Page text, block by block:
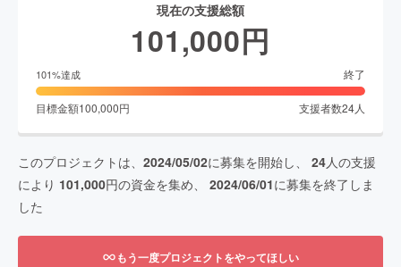
現在の支援総額
101,000円
101%達成 終了
目標金額100,000円 支援者数24人
このプロジェクトは、 2024/05/02に募集を開始し、 24人の支援
により 101,000円の資金を集め、 2024/06/01に募集を終了しま
した
もう一度プロジェクトをやってほしい